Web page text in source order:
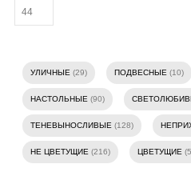
УЛИЧНЫЕ(29) ПОДВЕСНЫЕ(10)
НАСТОЛЬНЫЕ(90)
ТЕНЕВЫНОСЛИВЫЕ(128)
НЕ ЦВЕТУЩИЕ(216) ЦВЕТУЩИЕ